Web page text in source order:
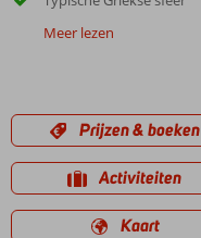
Meer lezen
Prijzen & boeken
Activiteiten
Kaart